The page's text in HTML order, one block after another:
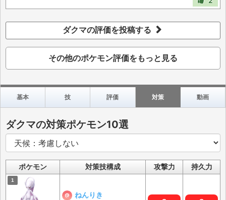
ダクマの評価を投稿する
その他のポケモン評価をもっと見る
基本 技 評価 対策 動画
ダクマの対策ポケモン10選
ポケモン 対策技構成 攻撃力 持久力
ねんりき